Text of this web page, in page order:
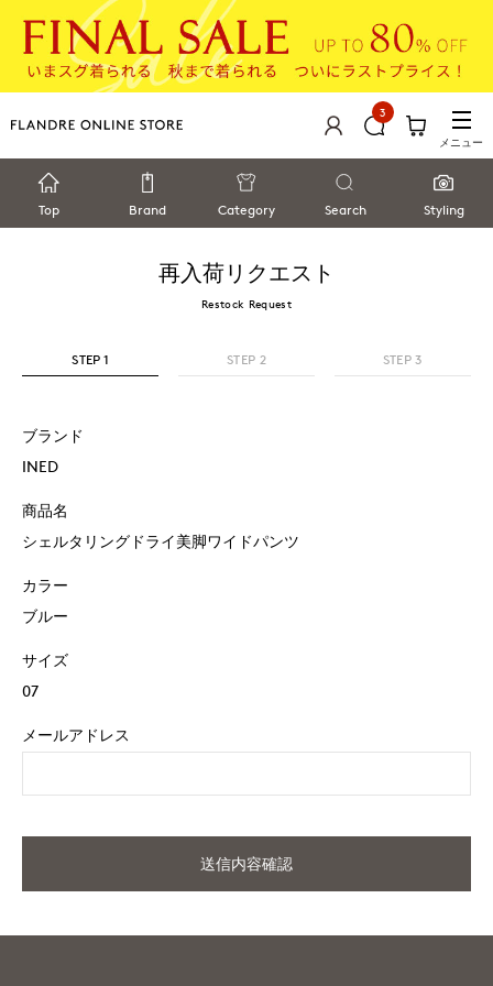
3
メニュー
Top Brand Category Search Styling
再入荷リクエスト
Restock Request
STEP 1 STEP 2 STEP 3
ブランド
INED
商品名
シェルタリングドライ美脚ワイドパンツ
カラー
ブルー
サイズ
07
メールアドレス
送信内容確認